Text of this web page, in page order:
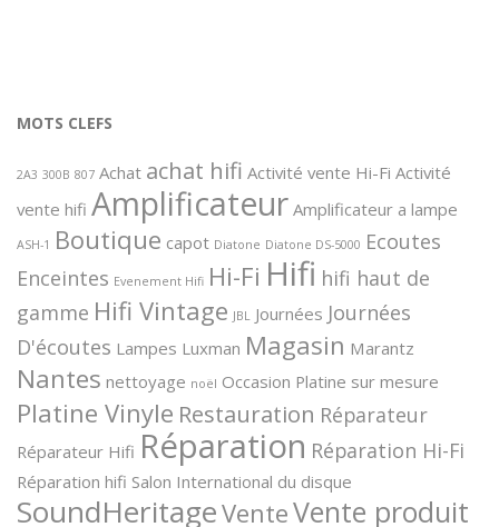
MOTS CLEFS
2A3 300B 807 Achat achat hifi Activité vente Hi-Fi Activité
vente hifi Amplificateur Amplificateur a lampe
ASH-1 Boutique capot Diatone Diatone DS-5000 Ecoutes
Enceintes Evenement Hifi Hi-Fi Hifi hifi haut de
gamme Hifi Vintage JBL Journées Journées
D'écoutes Lampes Luxman Magasin Marantz
Nantes nettoyage noël Occasion Platine sur mesure
Platine Vinyle Restauration Réparateur
Réparateur Hifi Réparation Réparation Hi-Fi
Réparation hifi Salon International du disque
SoundHeritageVenteVente produit